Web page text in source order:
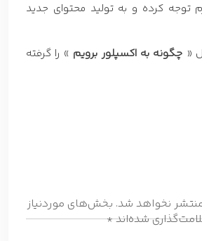
توجه کرده و به تولید محتوای جدید
« چگونه به اکسپلور برویم » را گرفته
نخواهد شد. بخش‌های موردنیاز
شده‌اند*